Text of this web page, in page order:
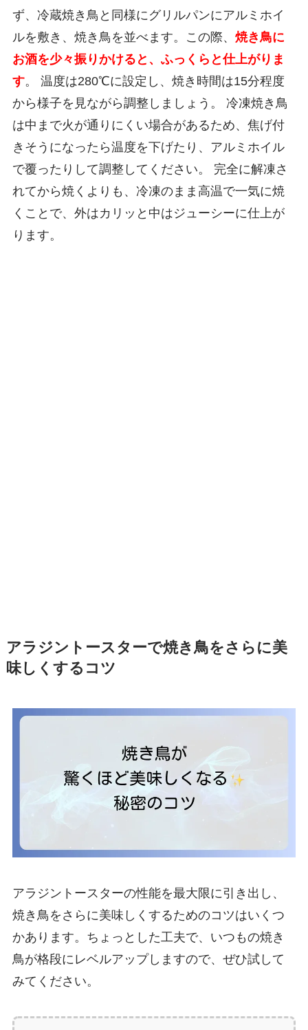
ず、冷蔵焼き鳥と同様にグリルパンにアルミホイ
ルを敷き、焼き鳥を並べます。この際、 焼き鳥に
お酒を少々振りかけると、ふっくらと仕上がりま
す。 温度は280℃に設定し、焼き時間は15分程度
から様子を見ながら調整しましょう。 冷凍焼き鳥
は中まで火が通りにくい場合があるため、焦げ付
きそうになったら温度を下げたり、アルミホイル
で覆ったりして調整してください。 完全に解凍さ
れてから焼くよりも、冷凍のまま高温で一気に焼
くことで、外はカリッと中はジューシーに仕上が
ります。
アラジントースターで焼き鳥をさらに美
味しくするコツ
アラジントースターの性能を最大限に引き出し、
焼き鳥をさらに美味しくするためのコツはいくつ
かあります。ちょっとした工夫で、いつもの焼き
鳥が格段にレベルアップしますので、ぜひ試して
みてください。